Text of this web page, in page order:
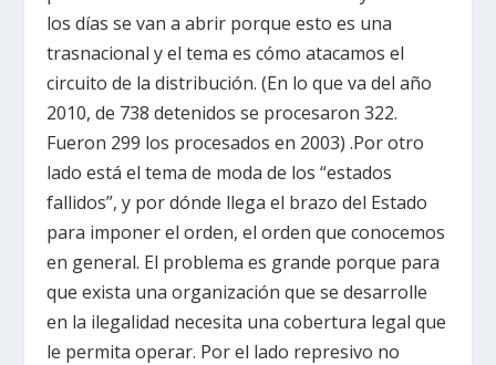
los días se van a abrir porque esto es una
trasnacional y el tema es cómo atacamos el
circuito de la distribución. (En lo que va del año
2010, de 738 detenidos se procesaron 322.
Fueron 299 los procesados en 2003) .Por otro
lado está el tema de moda de los “estados
fallidos”, y por dónde llega el brazo del Estado
para imponer el orden, el orden que conocemos
en general. El problema es grande porque para
que exista una organización que se desarrolle
en la ilegalidad necesita una cobertura legal que
le permita operar. Por el lado represivo no